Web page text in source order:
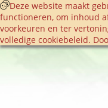
Deze website maakt
functioneren, om inhoud
voorkeuren en ter
volledige cookie­beleid.